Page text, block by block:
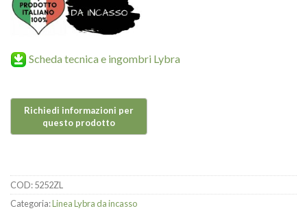
Scheda tecnica e ingombri Lybra
COD:5252ZL
Categoria:Linea Lybra da incasso